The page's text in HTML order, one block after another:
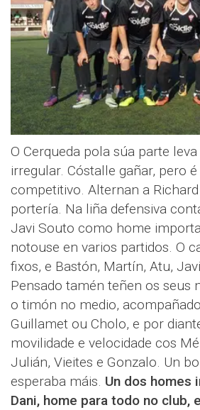
O Cerqueda pola súa parte
irregular. Cóstalle gañar, pero
competitivo. Alternan a
portería. Na liña defensiva
Javi Souto como home
notouse en varios partidos. O
fixos, e Bastón, Martín, Atu,
Pensado tamén teñen os seus
o timón no medio,
Guillamet ou Cholo, e por
movilidade e velocidade cos
Julián, Vieites e Gonzalo. Un
esperaba máis. Un dos homes
Dani, home para todo no club,